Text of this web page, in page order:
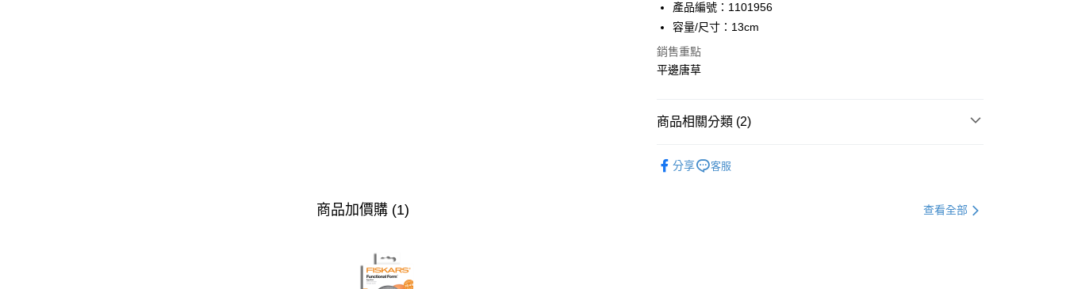
國泰世華商業銀行
臺灣中小企業銀行
匯豐（台灣）商業銀行
聯邦商業銀行
台新國際商業銀行
台灣樂天信用卡公司
運送方式
黑貓宅急便
產品編號：1101956
容量/尺寸：13cm
銷售重點
平邊唐草
商品相關分類 (2)
分享 客服
商品加價購 (1) 查看全部